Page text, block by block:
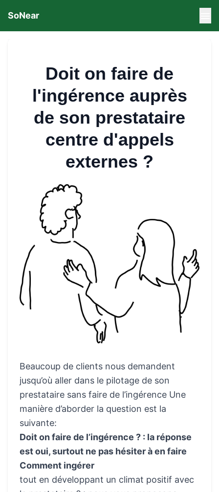
SoNear
Doit on faire de
l'ingérence auprès
de son prestataire
centre d'appels
externes ?
Beaucoup de clients nous demandent
jusqu’où aller dans le pilotage de son
prestataire sans faire de l’ingérence Une
manière d’aborder la question est la
suivante:
Doit on faire de l’ingérence ? : la réponse
est oui, surtout ne pas hésiter à en faire
Comment ingérer
tout en développant un climat positif avec